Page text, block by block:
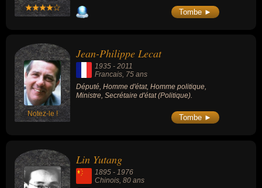
Tombe ►
Notez-le !
Jean-Philippe Lecat
1935 - 2011
Francais, 75 ans
Député, Homme d'état, Homme politique,
Ministre, Secrétaire d'état (Politique).
Tombe ►
Lin Yutang
1895 - 1976
Chinois, 80 ans